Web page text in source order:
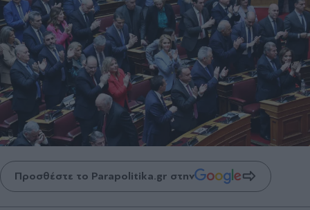
Προσθέστε το Parapolitika.gr στην